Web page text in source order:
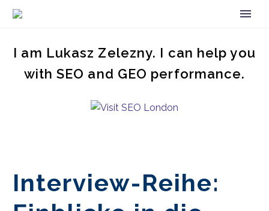
I am Lukasz Zelezny. I can help you
with SEO and GEO performance.
Interview-Reihe: